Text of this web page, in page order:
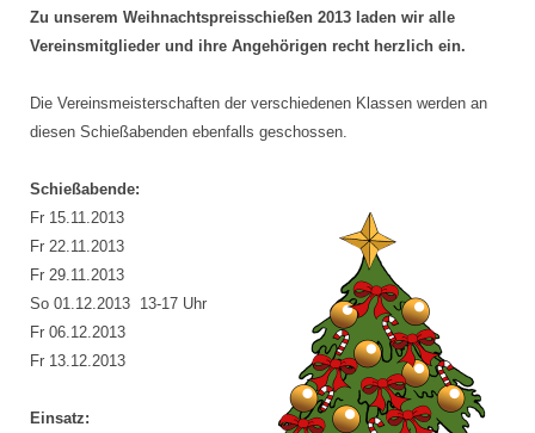
Zu unserem Weihnachtspreisschießen 2013 laden wir alle
Vereinsmitglieder und ihre Angehörigen recht herzlich ein.
Die Vereinsmeisterschaften der verschiedenen Klassen werden an
diesen Schießabenden ebenfalls geschossen.
Schießabende:
Fr 15.11.2013
Fr 22.11.2013
Fr 29.11.2013
So 01.12.2013 13-17 Uhr
Fr 06.12.2013
Fr 13.12.2013
Einsatz: